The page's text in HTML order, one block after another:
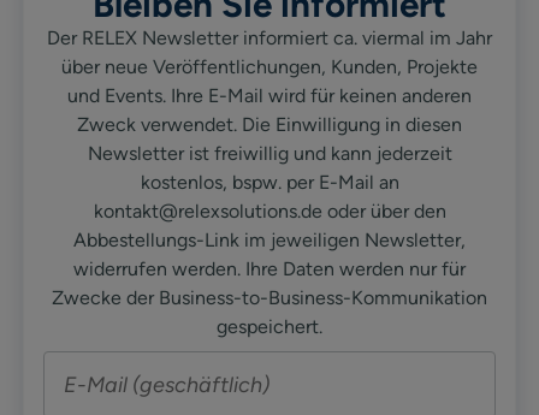
Der RELEX Newsletter informiert ca. viermal im Jahr
über neue Veröffentlichungen, Kunden, Projekte
und Events. Ihre E-Mail wird für keinen anderen
Zweck verwendet. Die Einwilligung in diesen
Newsletter ist freiwillig und kann jederzeit
kostenlos, bspw. per E-Mail an
kontakt@relexsolutions.de oder über den
Abbestellungs-Link im jeweiligen Newsletter,
widerrufen werden. Ihre Daten werden nur für
Zwecke der Business-to-Business-Kommunikation
gespeichert.